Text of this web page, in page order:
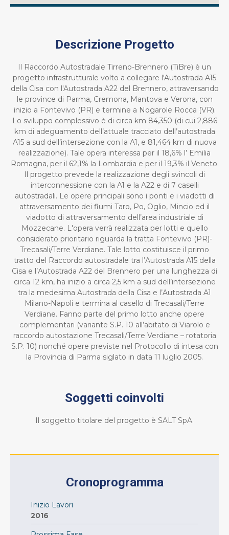
Descrizione Progetto
Il Raccordo Autostradale Tirreno-Brennero (TiBre) è un
progetto infrastrutturale volto a collegare l'Autostrada A15
della Cisa con l'Autostrada A22 del Brennero, attraversando
le province di Parma, Cremona, Mantova e Verona, con
inizio a Fontevivo (PR) e termine a Nogarole Rocca (VR).
Lo sviluppo complessivo è di circa km 84,350 (di cui 2,886
km di adeguamento dell’attuale tracciato dell’autostrada
A15 a sud dell’intersezione con la A1, e 81,464 km di nuova
realizzazione). Tale opera interessa per il 18,6% l’ Emilia
Romagna, per il 62,1% la Lombardia e per il 19,3% il Veneto.
Il progetto prevede la realizzazione degli svincoli di
interconnessione con la A1 e la A22 e di 7 caselli
autostradali. Le opere principali sono i ponti e i viadotti di
attraversamento dei fiumi Taro, Po, Oglio, Mincio ed il
viadotto di attraversamento dell’area industriale di
Mozzecane. L'opera verrà realizzata per lotti e quello
considerato prioritario riguarda la tratta Fontevivo (PR)-
Trecasali/Terre Verdiane. Tale lotto costituisce il primo
tratto del Raccordo autostradale tra l’Autostrada A15 della
Cisa e l’Autostrada A22 del Brennero per una lunghezza di
circa 12 km, ha inizio a circa 2,5 km a sud dell’intersezione
tra la medesima Autostrada della Cisa e l’Autostrada A1
Milano-Napoli e termina al casello di Trecasali/Terre
Verdiane. Fanno parte del primo lotto anche opere
complementari (variante S.P. 10 all’abitato di Viarolo e
raccordo autostazione Trecasali/Terre Verdiane – rotatoria
S.P. 10) nonché opere previste nel Protocollo di intesa con
la Provincia di Parma siglato in data 11 luglio 2005.
Soggetti coinvolti
Il soggetto titolare del progetto è SALT SpA.
Cronoprogramma
Inizio Lavori
2016